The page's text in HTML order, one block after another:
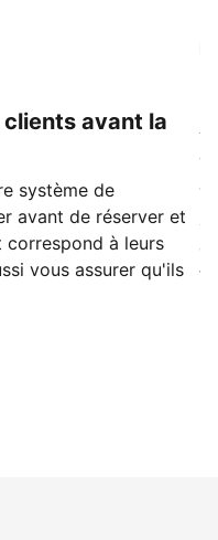
avant la
système de
avant de réserver et
à leurs
vous assurer qu'ils